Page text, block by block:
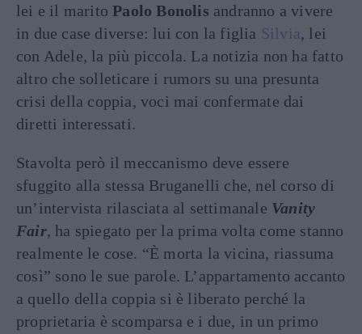
lei e il maritoPaolo Bonolis andranno a vivere
in due case diverse: lui con la figlia Silvia, lei
con Adele, la più piccola. La notizia non ha fatto
altro che solleticare i rumors su una presunta
crisi della coppia, voci mai confermate dai
diretti interessati.
Stavolta però il meccanismo deve essere
sfuggito alla stessa Bruganelli che, nel corso di
un’intervista rilasciata al settimanale Vanity
Fair, ha spiegato per la prima volta come stanno
realmente le cose. “È morta la vicina, riassuma
così” sono le sue parole. L’appartamento accanto
a quello della coppia si è liberato perché la
proprietaria è scomparsa e i due, in un primo